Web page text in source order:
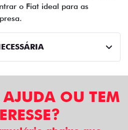
o Fiat ideal para as
AJUDA OU TEM